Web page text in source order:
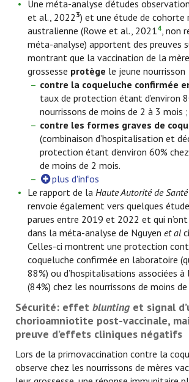
Une méta-analyse d’études
et al., 2022 3) et une étude de cohorte
australienne (Rowe et al., 20214, non
méta-analyse) apportent des preuves
montrant que la vaccination de la
grossesse protège le jeune nourrisson
contre la coqueluche confirmée
taux de protection étant d’environ
nourrissons de moins de 2 à 3 mois ;
contre les formes graves de
(combinaison d’hospitalisation et
protection étant d’environ 60%
de moins de 2 mois.
plus d'infos
Le rapport de la Haute Autorité de Santé
renvoie également vers quelques
parues entre 2019 et 2022 et qui
dans la méta-analyse de Nguyen et al
Celles-ci montrent une protection
coqueluche confirmée en laboratoire
88%) ou d’hospitalisations associées à
(84%) chez les nourrissons de moins
Sécurité: effet blunting et signal
chorioamniotite post-vaccinale,
preuve d’effets cliniques négatifs
Lors de la primovaccination contre la
observe chez les nourrissons de mères